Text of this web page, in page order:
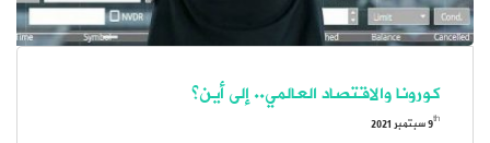
كورونا والاقتصاد العالمي.. إلى أين؟
9th سبتمبر 2021